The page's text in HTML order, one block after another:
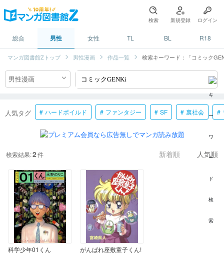
検索 新規登録 ログイン
総合 男性 女性 TL BL R18
マンガ図書館Zトップ 男性漫画 作品一覧 検索キーワード：「コミック
人気タグ ハードボイルド ファンタジー SF 裏社会
検索結果:2件 新着順 人気順
科学少年01くん がんばれ座敷童子くん!